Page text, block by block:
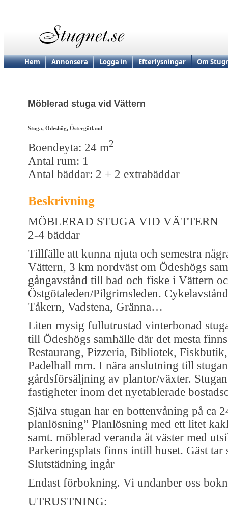
Hem Annonsera Logga in Efterlysningar Om
Möblerad stuga vid Vättern
Stuga, Ödeshög, Östergötland
Boendeyta: 24 m2
Antal rum: 1
Antal bäddar: 2 + 2 extrabäddar
Beskrivning
MÖBLERAD STUGA VID VÄTTERN
2-4 bäddar
Tillfälle att kunna njuta och semestra
Vättern, 3 km nordväst om Ödeshögs
gångavstånd till bad och fiske i Vättern
Östgötaleden/Pilgrimsleden.
Tåkern, Vadstena, Gränna…
Liten mysig fullutrustad vinterbonad
till Ödeshögs samhälle där det mesta
Restaurang, Pizzeria, Bibliotek,
Padelhall mm. I nära anslutning till
gårdsförsäljning av plantor/växter.
fastigheter inom det nyetablerade
Själva stugan har en bottenvåning på ca
planlösning” Planlösning med ett litet
samt. möblerad veranda åt väster med
Parkeringsplats finns intill huset. Gäst
Slutstädning ingår
Endast förbokning. Vi undanber oss
UTRUSTNING: